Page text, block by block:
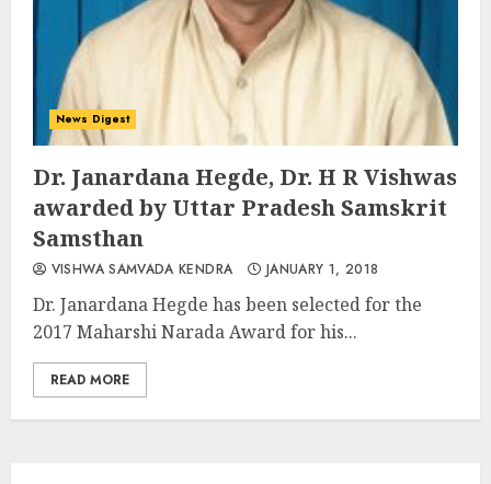
News Digest
Dr. Janardana Hegde, Dr. H R Vishwas
awarded by Uttar Pradesh Samskrit
Samsthan
VISHWA SAMVADA KENDRA JANUARY 1, 2018
Dr. Janardana Hegde has been selected for the
2017 Maharshi Narada Award for his...
READ MORE